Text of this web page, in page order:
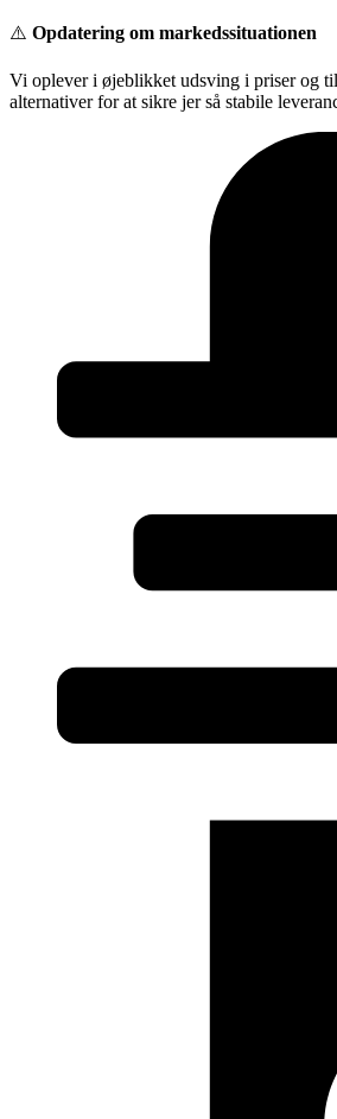
Videre
indhold
⚠️ Opdatering om markedssituationen
Vi oplever i øjeblikket udsving i priser og
alternativer for at sikre jer så stabile